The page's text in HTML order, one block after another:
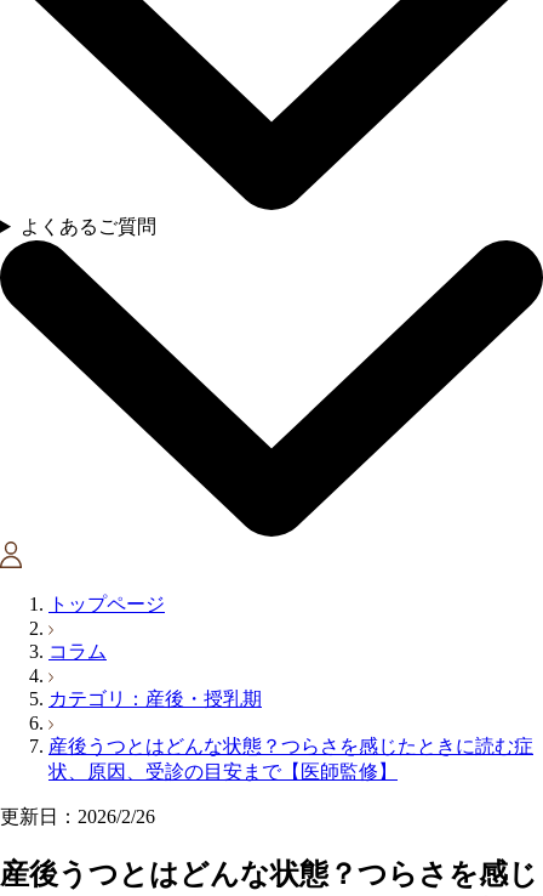
よくあるご質問
トップページ
コラム
カテゴリ：産後・授乳期
産後うつとはどんな状態？つらさを感じたときに読む症
状、原因、受診の目安まで【医師監修】
更新日：2026/2/26
産後うつとはどんな状態？つらさを感じ